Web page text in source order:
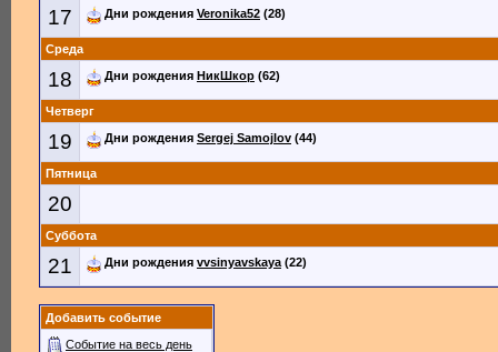
17 Дни рождения Veronika52 (28)
Среда
18 Дни рождения НикШкор (62)
Четверг
19 Дни рождения Sergej Samojlov (44)
Пятница
20
Суббота
21 Дни рождения vvsinyavskaya(22)
Добавить событие
Событие на весь день